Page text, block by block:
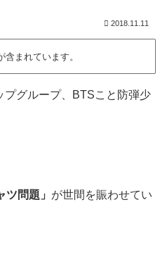
2018.11.11
含まれています。
グループ、BTSこと防弾少
ツ問題」 が世間を賑わせてい